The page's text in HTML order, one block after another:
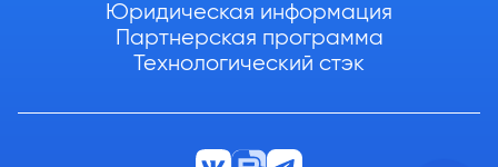
Юридическая информация
Партнерская программа
Технологический стэк